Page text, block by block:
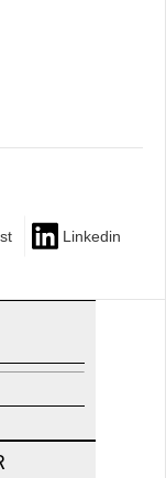
Linkedin